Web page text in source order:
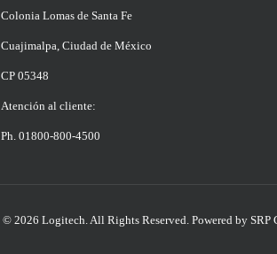
Colonia Lomas de Santa Fe
Cuajimalpa, Ciudad de México
CP 05348
Atención al cliente:
Ph. 01800-800-4500
© 2026 Logitech. All Rights Reserved. Powered by